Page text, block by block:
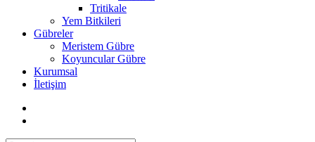
Tritikale
Yem Bitkileri
Gübreler
Meristem Gübre
Koyuncular Gübre
Kurumsal
İletişim